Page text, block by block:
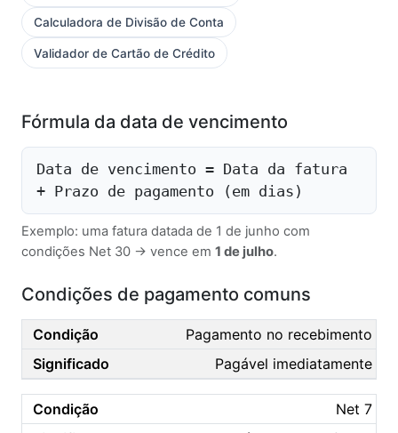
Calculadora de Divisão de Conta
Validador de Cartão de Crédito
Fórmula da data de vencimento
Data de vencimento = Data da fatura
+ Prazo de pagamento (em dias)
Exemplo: uma fatura datada de 1 de junho com
condições Net 30 → vence em 1 de julho.
Condições de pagamento comuns
Pagamento no recebimento
Pagável imediatamente
Net 7